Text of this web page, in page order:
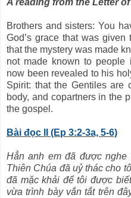
A reading from the Letter
Brothers and sisters: You
God’s grace that was given
that the mystery was made
not made known to
now been revealed to his
Spirit: that the Gentiles are
body, and copartners in the
the gospel.
Bài đọc II (Ep 3:2-3a, 5-6)
Hẳn anh em đã được
Thiên Chúa đã uỷ thác cho
đã mặc khải để tôi được
vừa trình bày vắn tắt trên